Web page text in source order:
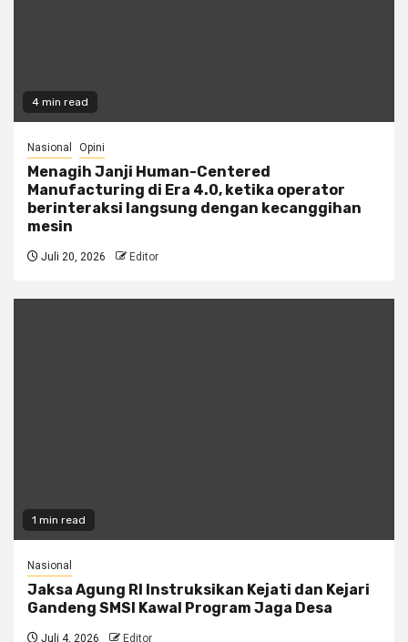
4 min read
Nasional Opini
Menagih Janji Human-Centered
Manufacturing di Era 4.0, ketika operator
berinteraksi langsung dengan kecanggihan
mesin
Juli 20, 2026 Editor
1 min read
Nasional
Jaksa Agung RI Instruksikan Kejati dan Kejari
Gandeng SMSI Kawal Program Jaga Desa
Juli 4, 2026 Editor